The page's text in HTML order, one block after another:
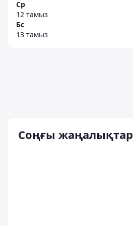
Ср
12 тамыз
Бс
13 тамыз
Соңғы жаңалықтар